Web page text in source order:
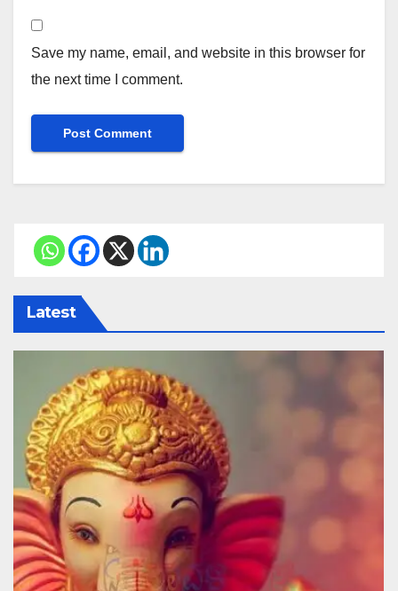
Save my name, email, and website in this browser for
the next time I comment.
Latest